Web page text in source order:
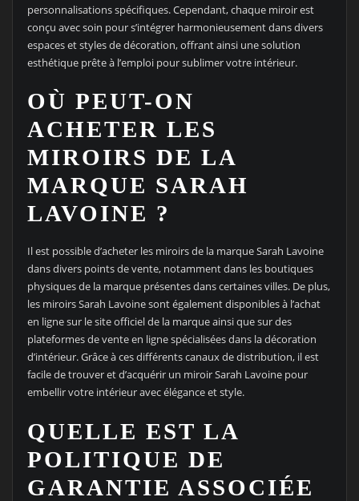
personnalisations spécifiques. Cependant, chaque miroir est
conçu avec soin pour s’intégrer harmonieusement dans divers
espaces et styles de décoration, offrant ainsi une solution
esthétique prête à l’emploi pour sublimer votre intérieur.
OÙ PEUT-ON
ACHETER LES
MIROIRS DE LA
MARQUE SARAH
LAVOINE ?
Il est possible d’acheter les miroirs de la marque Sarah Lavoine
dans divers points de vente, notamment dans les boutiques
physiques de la marque présentes dans certaines villes. De plus,
les miroirs Sarah Lavoine sont également disponibles à l’achat
en ligne sur le site officiel de la marque ainsi que sur des
plateformes de vente en ligne spécialisées dans la décoration
d’intérieur. Grâce à ces différents canaux de distribution, il est
facile de trouver et d’acquérir un miroir Sarah Lavoine pour
embellir votre intérieur avec élégance et style.
QUELLE EST LA
POLITIQUE DE
GARANTIE ASSOCIÉE